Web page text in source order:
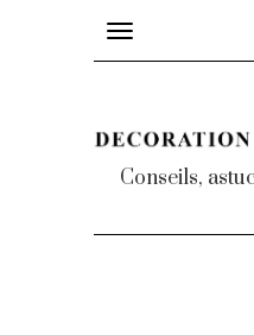
Toggle
navigation
Conseils,